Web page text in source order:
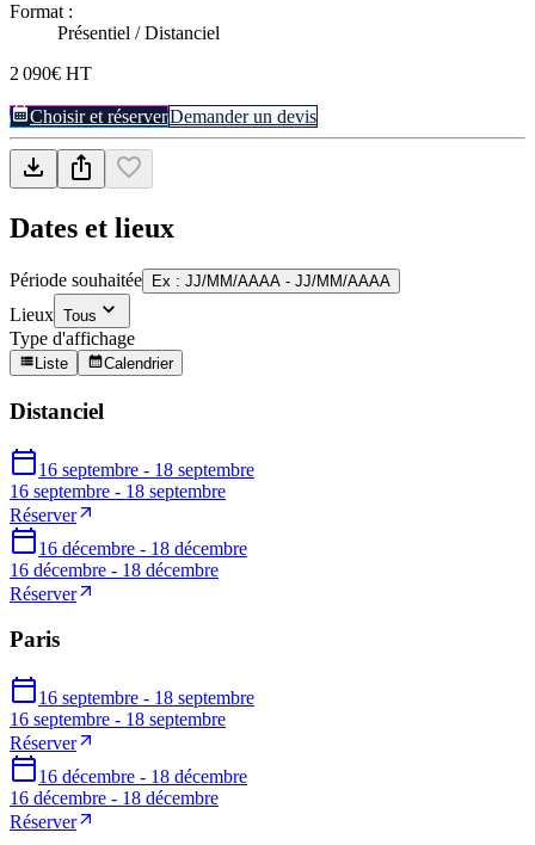
Format :
Présentiel / Distanciel
2 090€ HT
Choisir et réserverDemander un devis
Dates et lieux
Période souhaitée Ex : JJ/MM/AAAA - JJ/MM/AAAA
Lieux Tous
Type d'affichage
Liste Calendrier
Distanciel
16 septembre - 18 septembre
16 septembre - 18 septembre
Réserver
16 décembre - 18 décembre
16 décembre - 18 décembre
Réserver
Paris
16 septembre - 18 septembre
16 septembre - 18 septembre
Réserver
16 décembre - 18 décembre
16 décembre - 18 décembre
Réserver